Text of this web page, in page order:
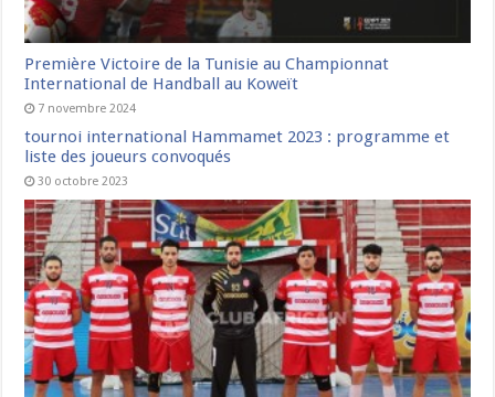
Première Victoire de la Tunisie au Championnat
International de Handball au Koweït
7 novembre 2024
tournoi international Hammamet 2023 : programme et
liste des joueurs convoqués
30 octobre 2023